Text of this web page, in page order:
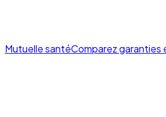
Mutuelle santéComparez garanties